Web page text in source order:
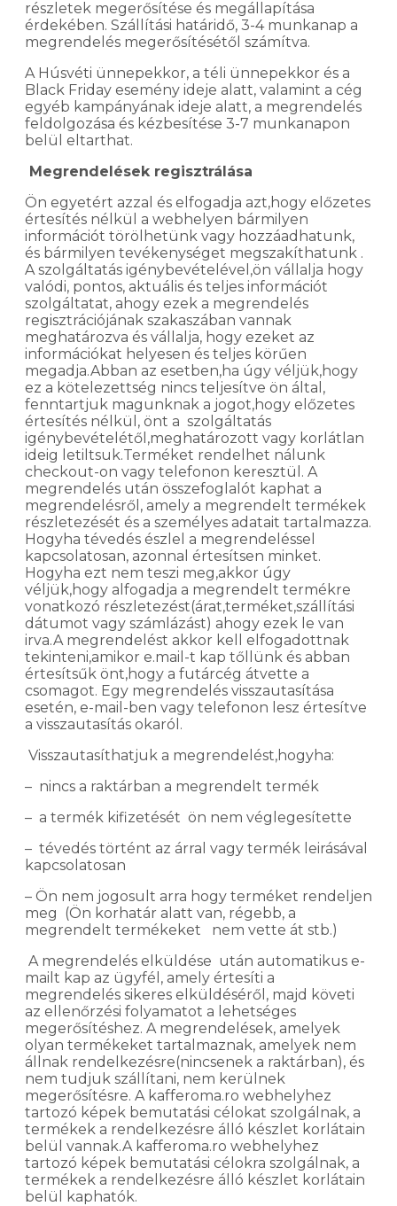
részletek megerősítése és megállapítása
érdekében. Szállítási határidő, 3-4 munkanap a
megrendelés megerősítésétől számítva.
A Húsvéti ünnepekkor, a téli ünnepekkor és a
Black Friday esemény ideje alatt, valamint a cég
egyéb kampányának ideje alatt, a megrendelés
feldolgozása és kézbesítése 3-7 munkanapon
belül eltarthat.
Megrendelések regisztrálása
Ön egyetért azzal és elfogadja azt,hogy előzetes
értesítés nélkül a webhelyen bármilyen
információt törölhetünk vagy hozzáadhatunk,
és bármilyen tevékenységet megszakíthatunk .
A szolgáltatás igénybevételével,ön vállalja hogy
valódi, pontos, aktuális és teljes információt
szolgáltatat, ahogy ezek a megrendelés
regisztrációjának szakaszában vannak
meghatározva és vállalja, hogy ezeket az
információkat helyesen és teljes körűen
megadja.Abban az esetben,ha úgy véljük,hogy
ez a kötelezettség nincs teljesítve ön által,
fenntartjuk magunknak a jogot,hogy előzetes
értesítés nélkül, önt a szolgáltatás
igénybevételétől,meghatározott vagy korlátlan
ideig letiltsuk.Terméket rendelhet nálunk
checkout-on vagy telefonon keresztül. A
megrendelés után összefoglalót kaphat a
megrendelésről, amely a megrendelt termékek
részletezését és a személyes adatait tartalmazza.
Hogyha tévedés észlel a megrendeléssel
kapcsolatosan, azonnal értesítsen minket.
Hogyha ezt nem teszi meg,akkor úgy
véljük,hogy alfogadja a megrendelt termékre
vonatkozó részletezést(árat,terméket,szállítási
dátumot vagy számlázást) ahogy ezek le van
irva.A megrendelést akkor kell elfogadottnak
tekinteni,amikor e.mail-t kap tőllünk és abban
értesítsűk önt,hogy a futárcég átvette a
csomagot. Egy megrendelés visszautasítása
esetén, e-mail-ben vagy telefonon lesz értesítve
a visszautasítás okaról.
Visszautasíthatjuk a megrendelést,hogyha:
– nincs a raktárban a megrendelt termék
– a termék kifizetését ön nem véglegesítette
– tévedés történt az árral vagy termék leirásával
kapcsolatosan
– Ön nem jogosult arra hogy terméket rendeljen
meg (Ön korhatár alatt van, régebb, a
megrendelt termékeket nem vette át stb.)
A megrendelés elküldése után automatikus e-
mailt kap az ügyfél, amely értesíti a
megrendelés sikeres elküldéséről, majd követi
az ellenőrzési folyamatot a lehetséges
megerősítéshez. A megrendelések, amelyek
olyan termékeket tartalmaznak, amelyek nem
állnak rendelkezésre(nincsenek a raktárban), és
nem tudjuk szállítani, nem kerülnek
megerősítésre. A kafferoma.ro webhelyhez
tartozó képek bemutatási célokat szolgálnak, a
termékek a rendelkezésre álló készlet korlátain
belül vannak.A kafferoma.ro webhelyhez
tartozó képek bemutatási célokra szolgálnak, a
termékek a rendelkezésre álló készlet korlátain
belül kaphatók.